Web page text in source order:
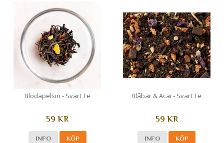
Blodapelsin - Svart Te
59 KR
INFO KÖP
Blåbär & Acai - Svart Te
59 KR
INFO KÖP